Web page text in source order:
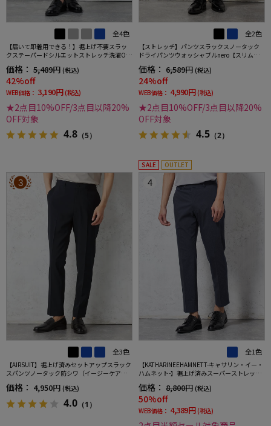
全4色
【届いて即着用できる！】裾上げ不要スラッ
クステーパードシルエットストレッチ洗濯OK
イージーケア【SmartPick！】
価格： 5,489円 (税込)
42%off
WEB価格： 3,190円 (税込)
★2点目10%OFF/3点目以降20%
OFF対象
4.8 （5）
全2色
【ストレッチ】パンツスラックスノータック
ドライパンツウォッシャブルnero【スリムデ
ザイン】
価格： 6,589円 (税込)
24%off
WEB価格： 4,990円 (税込)
★2点目10%OFF/3点目以降20%
OFF対象
4.5 （2）
3
全3色
【AIRSUIT】裾上げ済みセットアップスラック
スパンツノータック防シワ（イージーケア）
ストレッチ通年吸水速乾UVカット春夏
価格： 4,950円 (税込)
4.0 （1）
SALE OUTLET
4
全1色
【KATHARINEEHAMNETT-キャサリン・イー・
ハムネット-】裾上げ済みスーパーストレッチ
パンツチノパンウォッシャブルネイビー無地
価格： 8,800円 (税込)
50%off
WEB価格： 4,389円 (税込)